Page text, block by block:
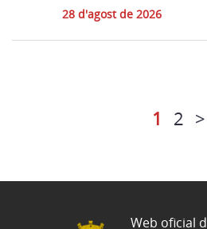
28 d'agost de 2026
1 2 >
Web oficial